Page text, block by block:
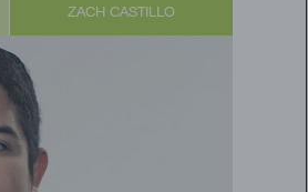
ZACH CASTILLO